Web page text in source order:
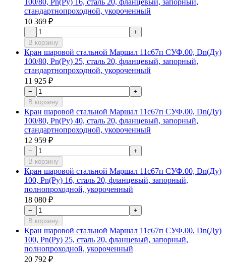
стандартнопроходной, укороченный
10 369 ₽
−
+
В корзину
Кран шаровой стальной Маршал 11с67п СУФ.00, Dn(Ду)
100/80, Рn(Ру) 25, сталь 20, фланцевый, запорный,
стандартнопроходной, укороченный
11 925 ₽
−
+
В корзину
Кран шаровой стальной Маршал 11с67п СУФ.00, Dn(Ду)
100/80, Рn(Ру) 40, сталь 20, фланцевый, запорный,
стандартнопроходной, укороченный
12 959 ₽
−
+
В корзину
Кран шаровой стальной Маршал 11с67п СУФ.00, Dn(Ду)
100, Рn(Ру) 16, сталь 20, фланцевый, запорный,
полнопроходной, укороченный
18 080 ₽
−
+
В корзину
Кран шаровой стальной Маршал 11с67п СУФ.00, Dn(Ду)
100, Рn(Ру) 25, сталь 20, фланцевый, запорный,
полнопроходной, укороченный
20 792 ₽